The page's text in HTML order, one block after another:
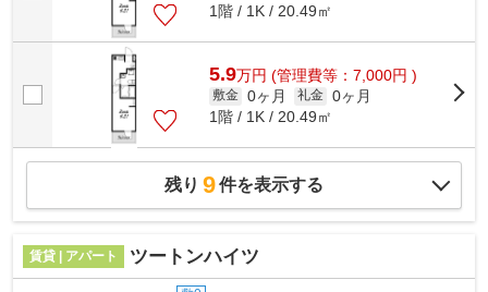
1階 / 1K / 20.49㎡
5.9万円 (管理費等：7,000円 )
敷金 0ヶ月 礼金 0ヶ月
1階 / 1K / 20.49㎡
残り 9件を表示する
賃貸 | アパート ツートンハイツ